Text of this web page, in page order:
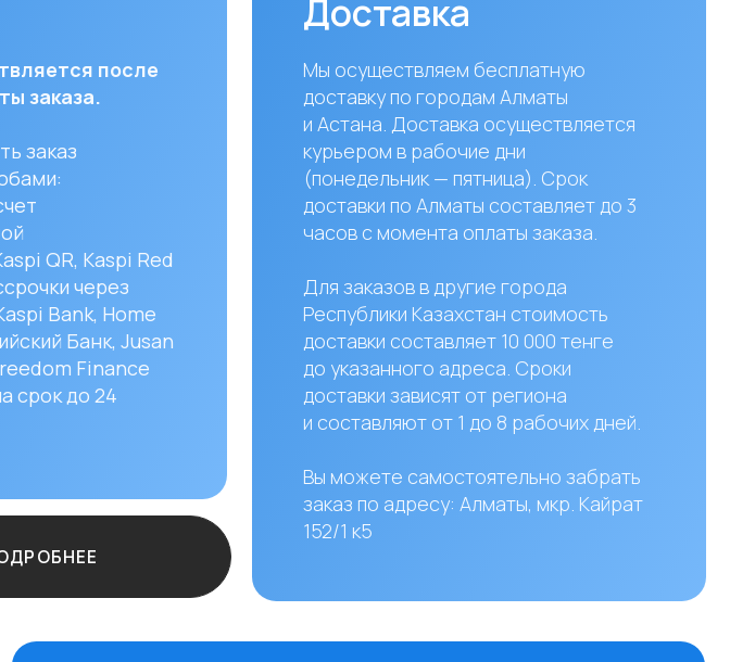
Home
Jusan
24
часов с момента оплаты заказа.
Для заказов в другие города
Республики Казахстан стоимость
доставки составляет 10 000 тенге
до указанного адреса. Сроки
доставки зависят от региона
и составляют от 1 до 8 рабочих дней.
Вы можете самостоятельно забрать
+7